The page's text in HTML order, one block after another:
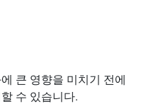
큰 영향을 미치기 전에
수 있습니다.